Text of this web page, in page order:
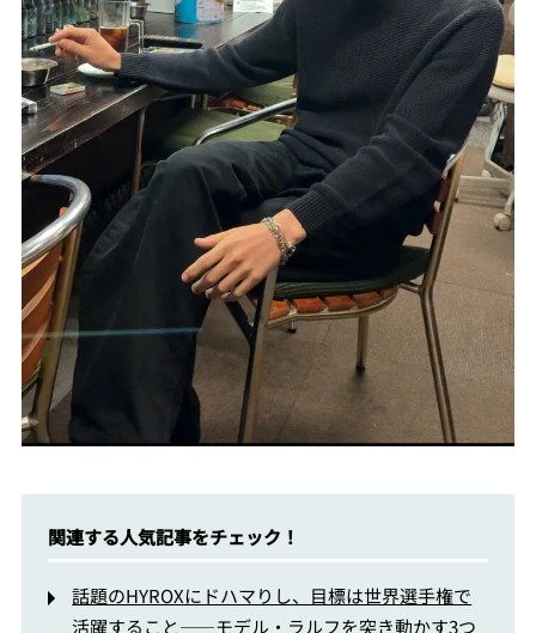
関連する人気記事をチェック！
話題のHYROXにドハマりし、目標は世界選手権で
活躍すること――モデル・ラルフを突き動かす3つ